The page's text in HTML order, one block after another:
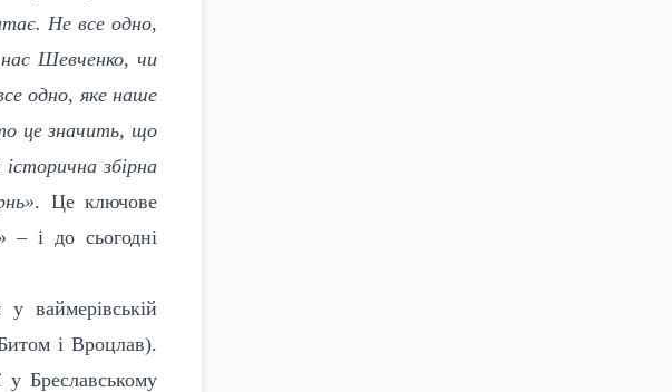
Не все одно,
Шевченко, чи
одно, яке наше
це значить, що
збірна
. Це ключове
– і до сьогодні
ваймерівській
і Вроцлав).
у Бреславському